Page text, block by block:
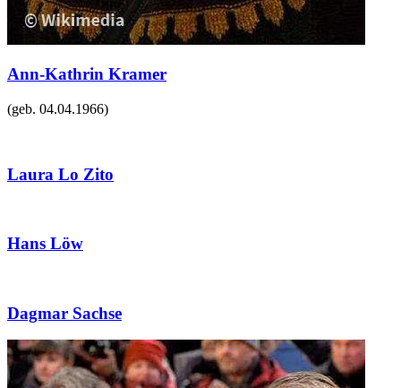
Ann-Kathrin Kramer
(geb. 04.04.1966)
Laura Lo Zito
Hans Löw
Dagmar Sachse